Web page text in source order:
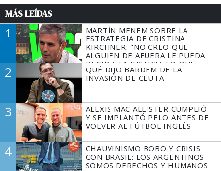
MÁS LEÍDAS
1
MARTÍN MENEM SOBRE LA
ESTRATEGIA DE CRISTINA
KIRCHNER: "NO CREO QUE
ALGUIEN DE AFUERA LE PUEDA
DECIR A LA JUSTICIA LO QUE
TIENE QUE HACER"
2
QUÉ DIJO BARDEM DE LA
INVASIÓN DE CEUTA
3
ALEXIS MAC ALLISTER CUMPLIÓ
Y SE IMPLANTÓ PELO ANTES DE
VOLVER AL FÚTBOL INGLÉS
4
CHAUVINISMO BOBO Y CRISIS
CON BRASIL: LOS ARGENTINOS
SOMOS DERECHOS Y HUMANOS